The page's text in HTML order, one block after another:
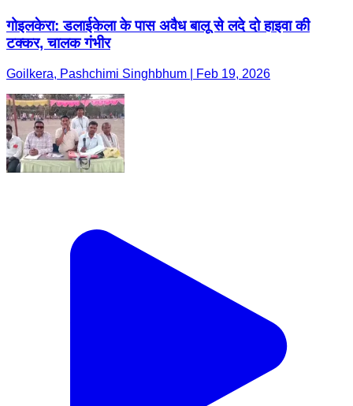
गोइलकेरा: डलाईकेला के पास अवैध बालू से लदे दो हाइवा की
टक्कर, चालक गंभीर
Goilkera, Pashchimi Singhbhum | Feb 19, 2026